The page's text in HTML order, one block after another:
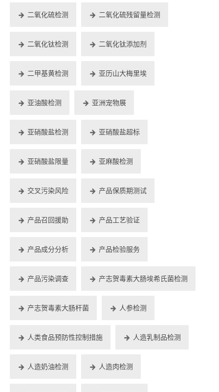
二氧化硫检测 二氧化硫残留量检测
二氧化钛检测 二氧化钛添加剂
二甲基黄检测 亚历山大梅里埃
亚油酸检测 亚洲宠物展
亚硝酸盐检测 亚硝酸盐超标
亚硝酸盐限量 亚麻酸检测
交叉污染风险 产品保质期测试
产品召回援助 产品工艺验证
产品成分分析 产品检验服务
产品污染调查 产志贺毒素大肠埃希氏菌检测
产志贺毒素大肠杆菌 人参检测
人类食品预防性控制措施 人造乳制品检测
人造奶油检测 人造肉检测